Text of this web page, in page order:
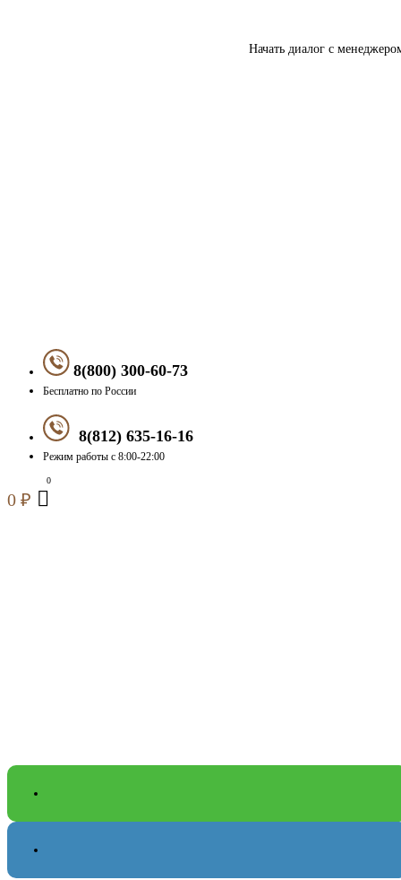
Начать диалог с
8(800) 300-60-73
Бесплатно по России
8(812) 635-16-16
Режим работы с 8:00-22:00
0 ₽